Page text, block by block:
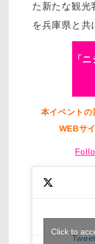
た新たな観光
を兵庫県と共
「
本イベント
WEBサ
Click to